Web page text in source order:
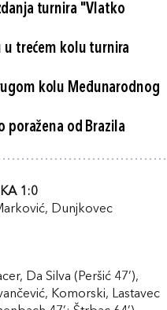
turnira "Vlatko
u trećem kolu turnira
kolu Međunarodnog
poražena od Brazila
1:0
Dunjkovec
Da Silva (Peršić 47’),
Komorski, Lastavec